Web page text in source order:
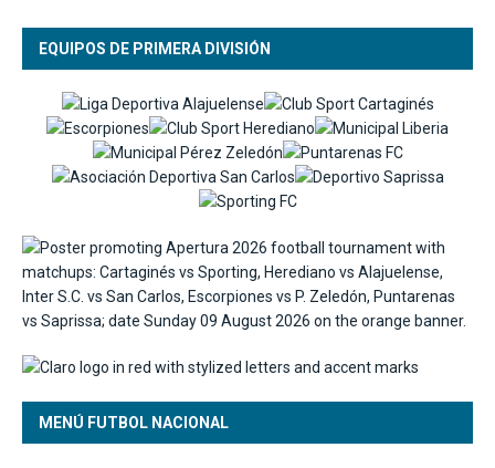
EQUIPOS DE PRIMERA DIVISIÓN
MENÚ FUTBOL NACIONAL